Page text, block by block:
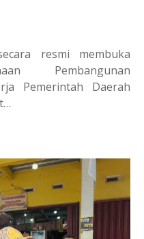
resmi membuka
Pembangunan
Pemerintah Daerah